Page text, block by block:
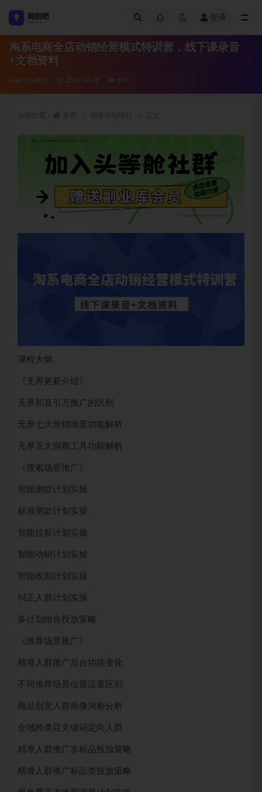
登录
淘系电商全店动销经营模式特训营，线下课录音
+文档资料
福缘论坛项目 2024-04-28 629
课程大纲
《无界更新介绍》
无界和直引万推广的区别
无界七大营销场景功能解析
无界五大洞察工具功能解析
《搜索场景推广》
智能测款计划实操
标准测款计划实操
智能拉新计划实操
智能动销计划实操
智能收割计划实操
纠正人群计划实操
多计划组合投放策略
《推荐场景推广》
精准人群推广后台功能变化
不同推荐场景位置流量区别
商品创意人群画像润察分析
全域跨类目关键词定向人群
精准人群推广非标品投放策略
精准人群推广标品类投放策略